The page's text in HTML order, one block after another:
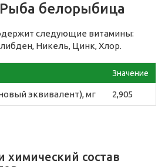
белорыбица
следующие витамины:
Никель, Цинк, Хлор.
Значение
эквивалент), мг 2,905
химический состав